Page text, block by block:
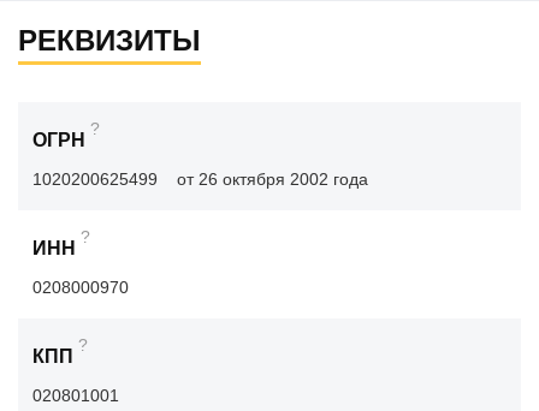
РЕКВИЗИТЫ
ОГРН
?
1020200625499 от 26 октября 2002 года
ИНН
?
0208000970
КПП
?
020801001